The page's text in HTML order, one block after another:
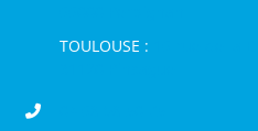
TOULOUSE :